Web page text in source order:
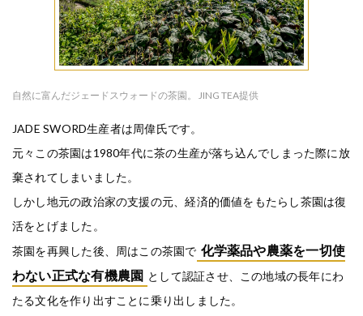
自然に富んだジェードスウォードの茶園。 JING TEA提供
JADE SWORD生産者は周偉氏です。
元々この茶園は1980年代に茶の生産が落ち込んでしまった際に放
棄されてしまいました。
しかし地元の政治家の支援の元、経済的価値をもたらし茶園は復
活をとげました。
茶園を再興した後、周はこの茶園で 化学薬品や農薬を一切使
わない正式な有機農園 として認証させ、この地域の長年にわ
たる文化を作り出すことに乗り出しました。